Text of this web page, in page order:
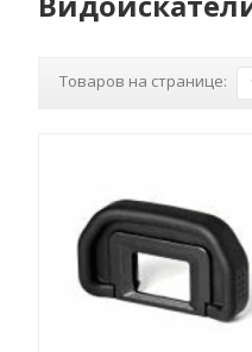
Товаров на странице: